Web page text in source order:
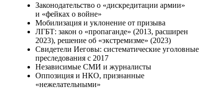
Законодательство о «дискредитации армии»
и «фейках о войне»
Мобилизация и уклонение от призыва
ЛГБТ: закон о «пропаганде» (2013, расширен
2023), решение об «экстремизме» (2023)
Свидетели Иеговы: систематические уголовные
преследования с 2017
Независимые СМИ и журналисты
Оппозиция и НКО, признанные
«нежелательными»